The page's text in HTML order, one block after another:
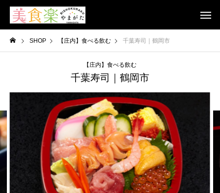
SHOP 【庄内】食べる飲む 千葉寿司｜鶴岡市
【庄内】食べる飲む
千葉寿司｜鶴岡市